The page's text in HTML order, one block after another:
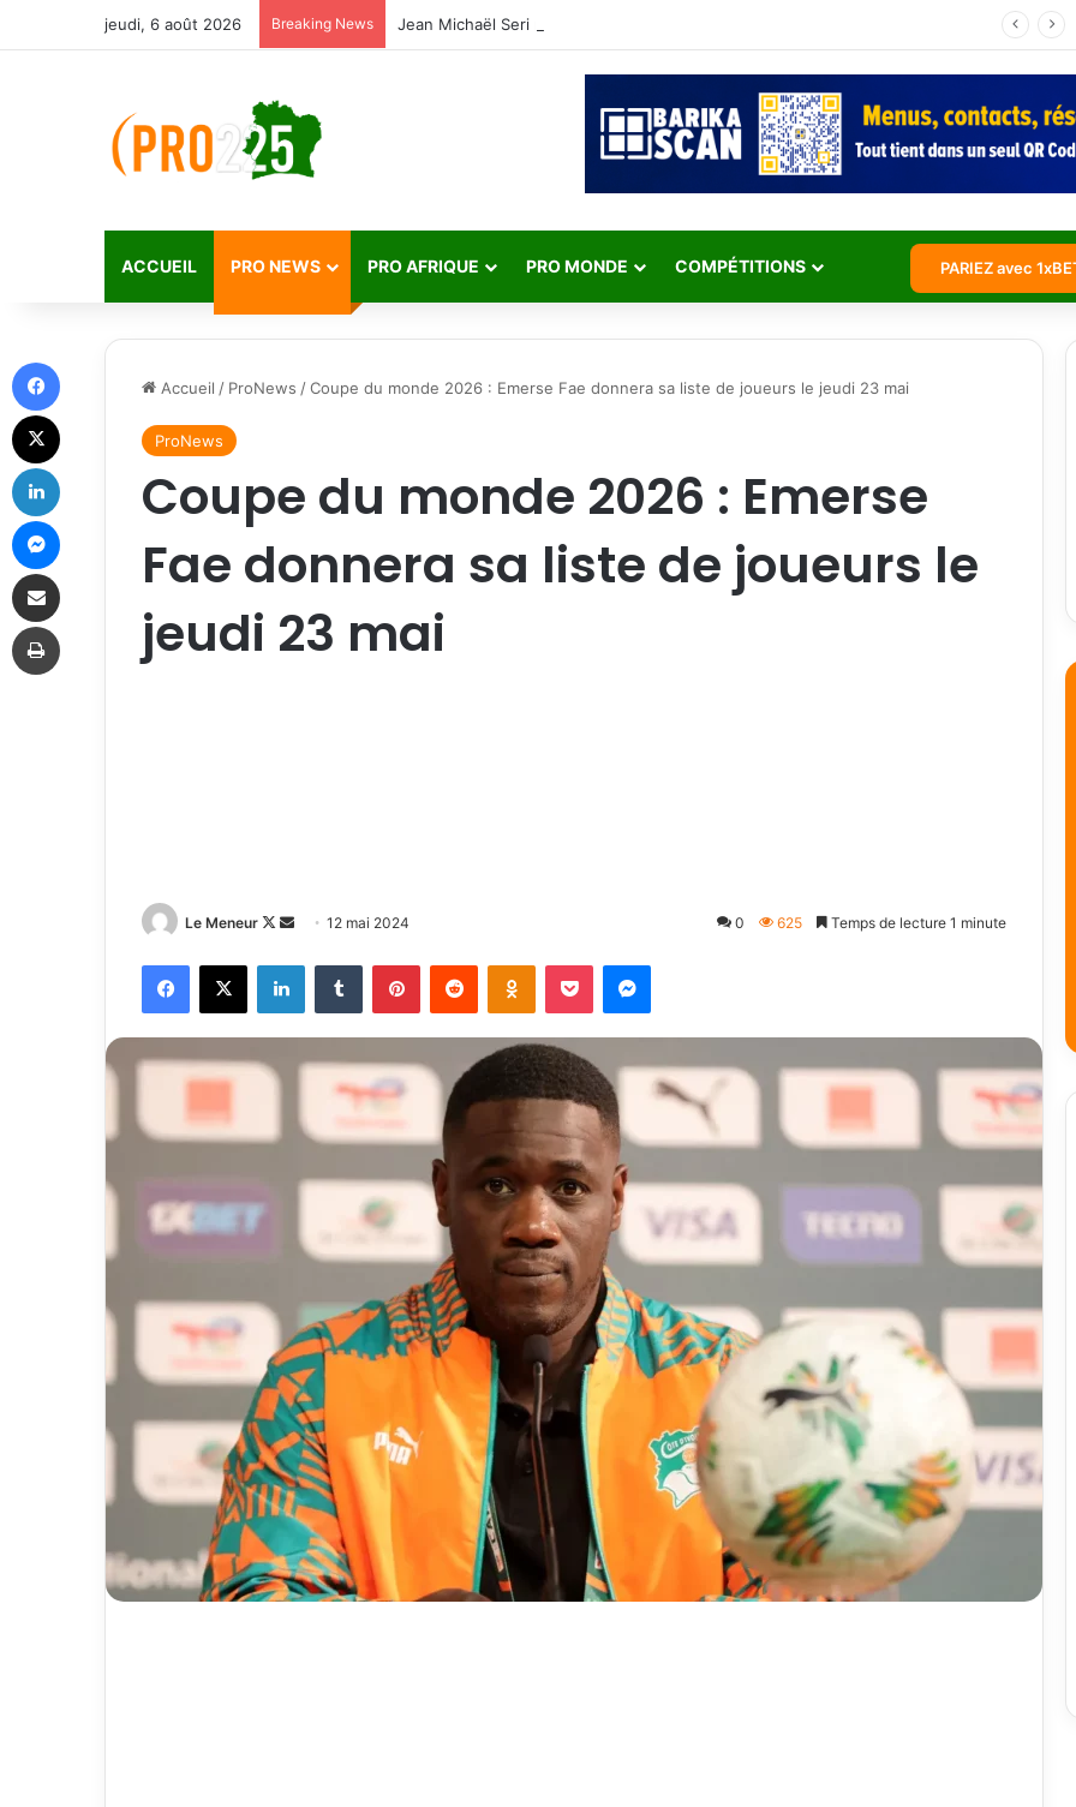
jeudi, 6 août 2026 Breaking News
ACCUEIL PRO NEWS PRO AFRIQUE PRO MONDE COMPÉTITIONS PARIEZ avec
Accueil / ProNews /Coupe du monde 2026 : Emerse Fae donnera sa liste de joueurs le jeudi 23 mai
ProNews
Coupe du monde 2026 : Emerse
Fae donnera sa liste de joueurs le
jeudi 23 mai
Le Meneur
Follow
Envoyer
courriel
12 mai 2024 0 625 Temps de lecture 1 minute
Facebook
X LinkedinTumblr PinterestReddit Odnoklassniki
Pocket Messenger